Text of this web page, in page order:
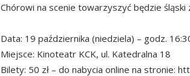
Chórowi na scenie towarzyszyć będzie śląski
Data: 19 października (niedziela) – godz.
Miejsce: Kinoteatr KCK, ul. Katedralna 18
Bilety: 50 zł – do nabycia online na stronie: